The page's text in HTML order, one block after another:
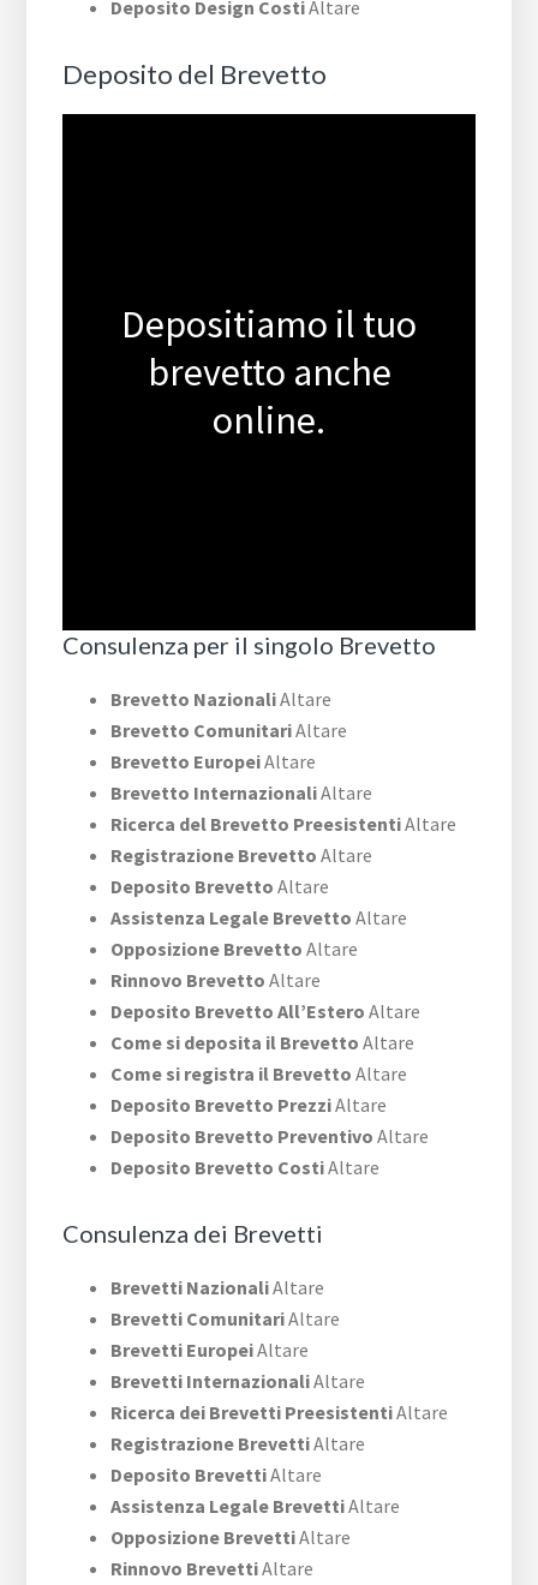
Deposito Design CostiAltare
Deposito del Brevetto
Depositiamo il tuo
brevetto anche
online.
Consulenza per il singolo Brevetto
Brevetto NazionaliAltare
Brevetto ComunitariAltare
Brevetto EuropeiAltare
Brevetto InternazionaliAltare
Ricerca del Brevetto PreesistentiAltare
Registrazione Brevetto Altare
Deposito Brevetto Altare
Assistenza Legale Brevetto Altare
Opposizione Brevetto Altare
Rinnovo Brevetto Altare
Deposito Brevetto All’Estero Altare
Come si deposita il Brevetto Altare
Come si registra il Brevetto Altare
Deposito Brevetto PrezziAltare
Deposito Brevetto Preventivo Altare
Deposito Brevetto CostiAltare
Consulenza dei Brevetti
Brevetti NazionaliAltare
Brevetti ComunitariAltare
Brevetti EuropeiAltare
Brevetti InternazionaliAltare
Ricerca dei Brevetti PreesistentiAltare
Registrazione BrevettiAltare
Deposito BrevettiAltare
Assistenza Legale BrevettiAltare
Opposizione BrevettiAltare
Rinnovo BrevettiAltare